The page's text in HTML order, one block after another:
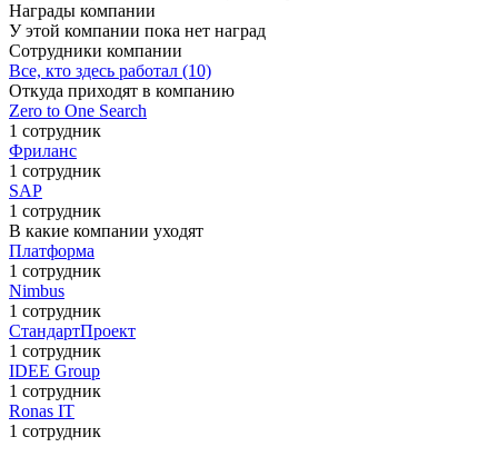
Награды компании
У этой компании пока нет наград
Сотрудники компании
Все, кто здесь работал (10)
Откуда приходят в компанию
Zero to One Search
1 сотрудник
Фриланс
1 сотрудник
SAP
1 сотрудник
В какие компании уходят
Платформа
1 сотрудник
Nimbus
1 сотрудник
СтандартПроект
1 сотрудник
IDEE Group
1 сотрудник
Ronas IT
1 сотрудник